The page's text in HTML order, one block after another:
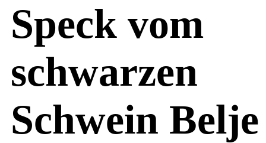
Speck vom
schwarzen
Schwein Belje